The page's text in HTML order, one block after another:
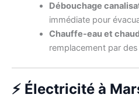
Débouchage
immédiate pour
Chauffe-eau et
remplacement par
⚡ Électricité à